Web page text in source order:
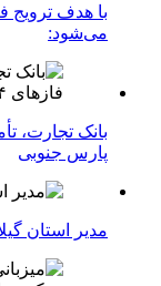
با هدف ترویج
می‌شود:
پارس جنوبی
مدیر استان